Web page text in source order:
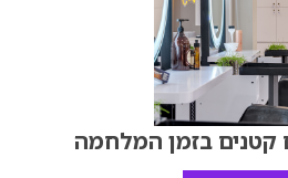
קטנים בזמן המלחמה